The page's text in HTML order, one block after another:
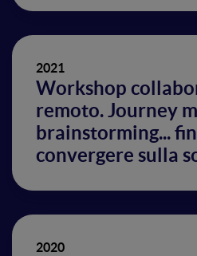
2021
Workshop
remoto. Journey
brainstorming...
convergere sulla
2020